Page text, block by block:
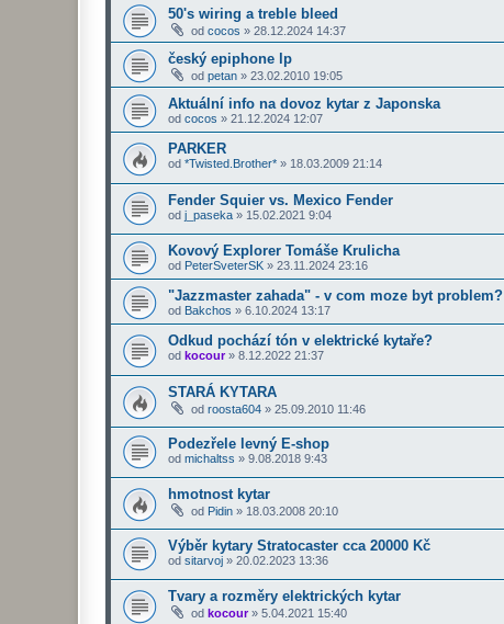
50's wiring a treble bleed
od cocos » 28.12.2024 14:37
český epiphone lp
od petan » 23.02.2010 19:05
Aktuální info na dovoz kytar z Japonska
od cocos » 21.12.2024 12:07
PARKER
od *Twisted.Brother* » 18.03.2009 21:14
Fender Squier vs. Mexico Fender
od j_paseka » 15.02.2021 9:04
Kovový Explorer Tomáše Krulicha
od PeterSveterSK » 23.11.2024 23:16
"Jazzmaster zahada" - v com moze byt problem?
od Bakchos » 6.10.2024 13:17
Odkud pochází tón v elektrické kytaře?
od kocour» 8.12.2022 21:37
STARÁ KYTARA
od roosta604 » 25.09.2010 11:46
Podezřele levný E-shop
od michaltss » 9.08.2018 9:43
hmotnost kytar
od Pidin » 18.03.2008 20:10
Výběr kytary Stratocaster cca 20000 Kč
od sitarvoj » 20.02.2023 13:36
Tvary a rozměry elektrických kytar
od kocour» 5.04.2021 15:40